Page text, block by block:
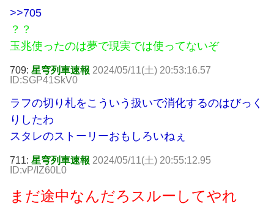
>>705
？？
玉兆使ったのは夢で現実では使ってないぞ
709: 星穹列車速報 2024/05/11(土) 20:53:16.57
ID:SGP41SkV0
ラフの切り札をこういう扱いで消化するのはびっく
りしたわ
スタレのストーリーおもしろいねぇ
711: 星穹列車速報 2024/05/11(土) 20:55:12.95
ID:vP/IZ60L0
まだ途中なんだろスルーしてやれ